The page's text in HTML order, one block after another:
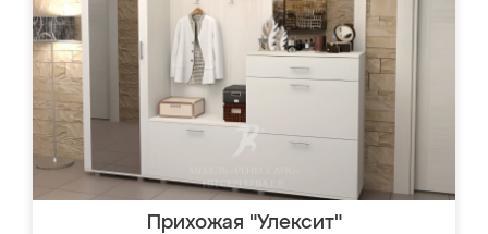
Прихожая "Улексит"